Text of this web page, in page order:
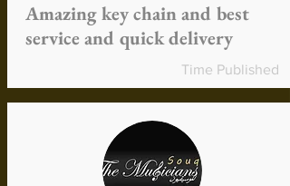
Amazing key chain and best
service and quick delivery
Time Published